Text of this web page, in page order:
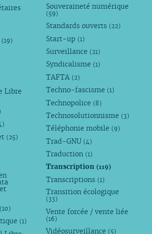
(19)
Libre
(25)
(10)
(1)
Souveraineté numérique
(59)
Standards ouverts (22)
Start-up (1)
Surveillance (21)
Syndicalisme (1)
TAFTA (2)
Techno-fascisme (1)
Technopolice (8)
Technosolutionnisme (3)
Téléphonie mobile (9)
Trad-GNU (4)
Traduction (1)
Transcription(119)
Transcriptions (1)
Transition écologique
(33)
Vente forcée / vente liée
(16)
Vidéosurveillance (5)